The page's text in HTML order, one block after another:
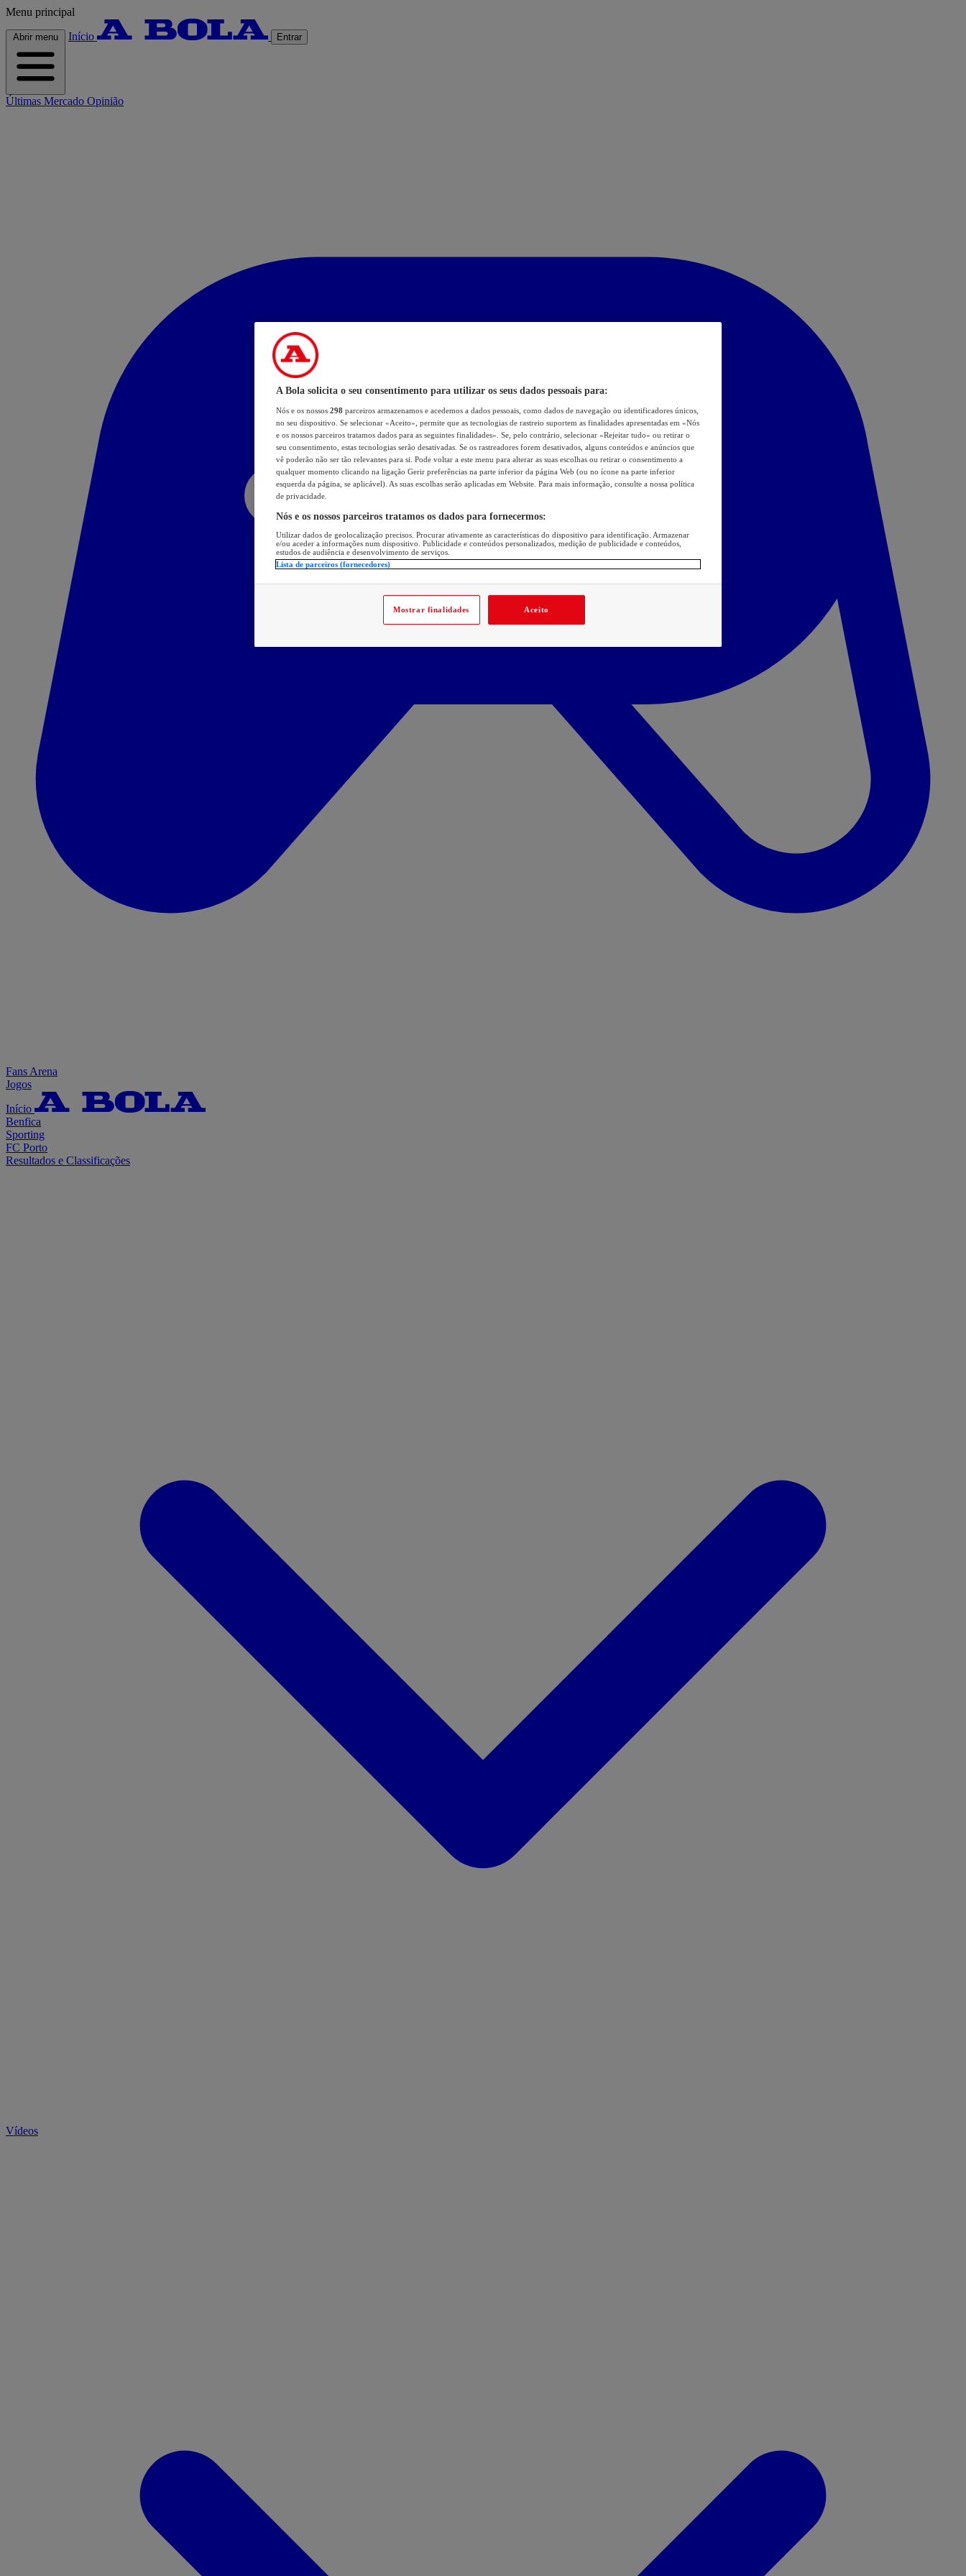
Menu principal
Abrir menu Início Entrar
Últimas Mercado Opinião
Fans Arena
Jogos
Início
Benfica
Sporting
FC Porto
Resultados e Classificações
Vídeos
A Bola solicita o seu consentimento para utilizar os seus dados pessoais para:
Nós e os nossos 298 parceiros armazenamos e acedemos a dados pessoais, como dados de navegação ou identificadores únicos,
no seu dispositivo. Se selecionar «Aceito», permite que as tecnologias de rastreio suportem as finalidades apresentadas em «Nós
e os nossos parceiros tratamos dados para as seguintes finalidades». Se, pelo contrário, selecionar «Rejeitar tudo» ou retirar o
seu consentimento, estas tecnologias serão desativadas. Se os rastreadores forem desativados, alguns conteúdos e anúncios que
vê poderão não ser tão relevantes para si. Pode voltar a este menu para alterar as suas escolhas ou retirar o consentimento a
qualquer momento clicando na ligação Gerir preferências na parte inferior da página Web (ou no ícone na parte inferior
esquerda da página, se aplicável). As suas escolhas serão aplicadas em Website. Para mais informação, consulte a nossa política
de privacidade.
Nós e os nossos parceiros tratamos os dados para fornecermos:
Utilizar dados de geolocalização precisos. Procurar ativamente as características do dispositivo para identificação. Armazenar
e/ou aceder a informações num dispositivo. Publicidade e conteúdos personalizados, medição de publicidade e conteúdos,
estudos de audiência e desenvolvimento de serviços.
Lista de parceiros (fornecedores)
Mostrar finalidades Aceito